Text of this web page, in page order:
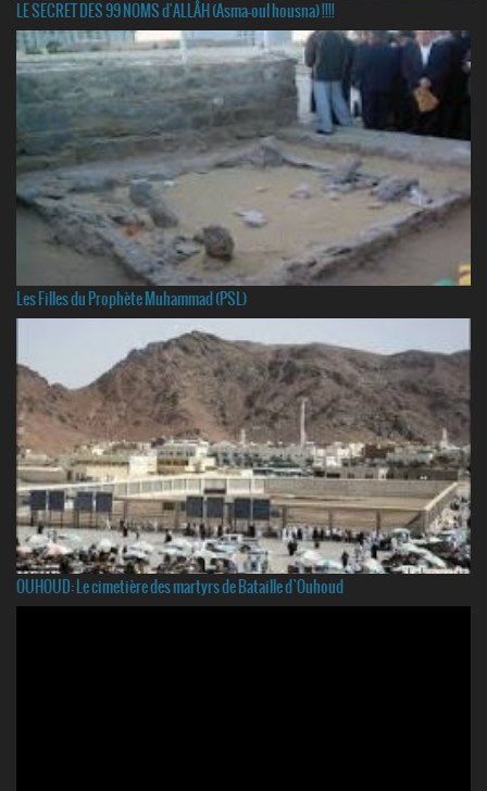
LE SECRET DES 99 NOMS d'ALLÂH (Asma-oul housna) !!!!
Les Filles du Prophète Muhammad (PSL)
OUHOUD: Le cimetière des martyrs de Bataille d`Ouhoud